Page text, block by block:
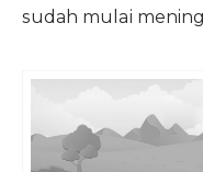
ѕudаh mulаі